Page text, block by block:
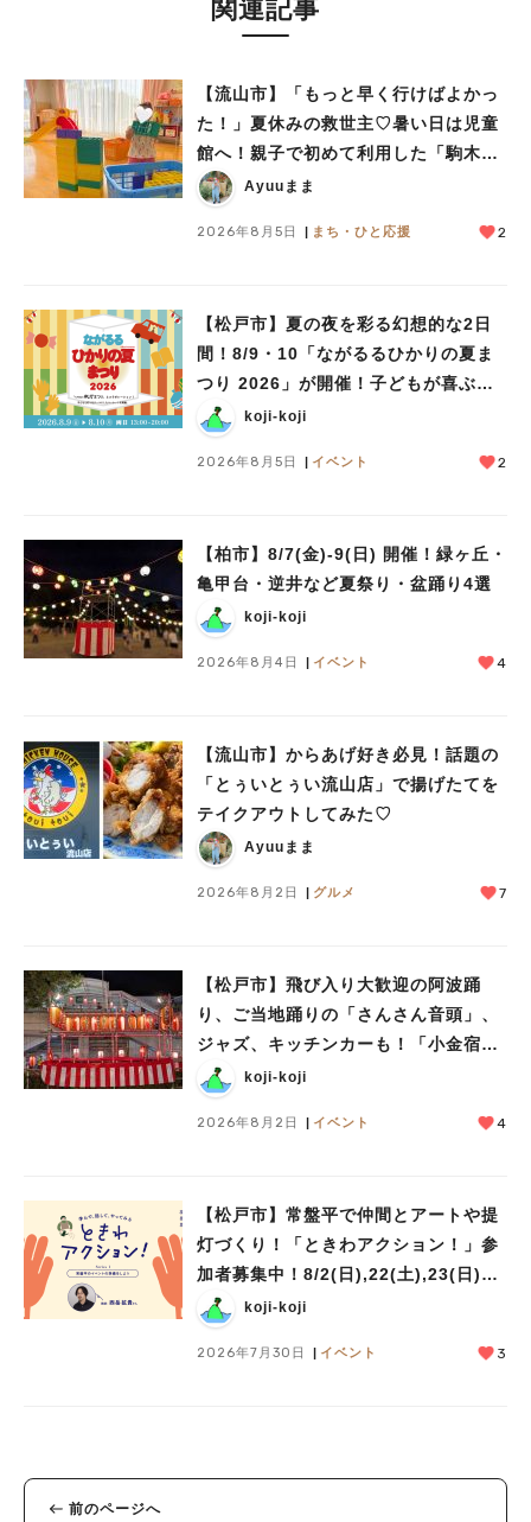
関連記事
【流山市】「もっと早く行けばよかっ
た！」夏休みの救世主♡暑い日は児童
館へ！親子で初めて利用した「駒木台
児童館」レポート
Ayuuまま
2026年8月5日 まち・ひと応援 2
【松戸市】夏の夜を彩る幻想的な2日
間！8/9・10「ながるるひかりの夏ま
つり 2026」が開催！子どもが喜ぶワ
ークショップや限定ヒーローショーも
koji-koji
2026年8月5日 イベント 2
【柏市】8/7(金)‐9(日) 開催！緑ヶ丘・
亀甲台・逆井など夏祭り・盆踊り4選
koji-koji
2026年8月4日 イベント 4
【流山市】からあげ好き必見！話題の
「とぅいとぅい流山店」で揚げたてを
テイクアウトしてみた♡
Ayuuまま
2026年8月2日 グルメ 7
【松戸市】飛び入り大歓迎の阿波踊
り、ご当地踊りの「さんさん音頭」、
ジャズ、キッチンカーも！「小金宿ま
つり」8/28-30開催！
koji-koji
2026年8月2日 イベント 4
【松戸市】常盤平で仲間とアートや提
灯づくり！「ときわアクション！」参
加者募集中！8/2(日),22(土),23(日)開
催！
koji-koji
2026年7月30日 イベント 3
前のページへ
人気のキーワード
#ラーメン#ショッピング
#イベント#公園#教えたい／教えて投稿記事
#教えたい/こんなの見つけた